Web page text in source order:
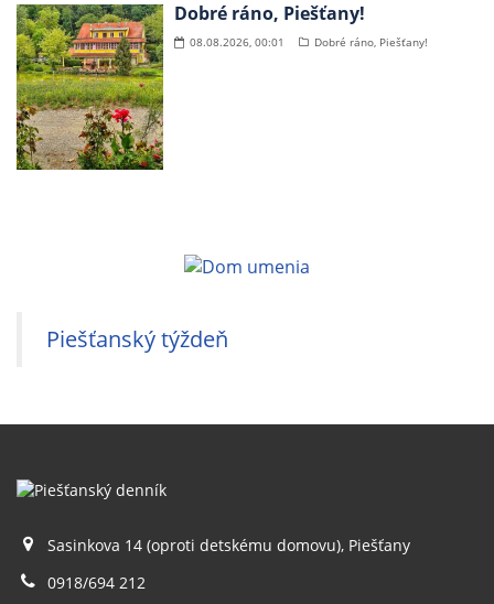
Dobré ráno, Piešťany!
08.08.2026, 00:01 Dobré ráno, Piešťany!
Piešťanský týždeň
Sasinkova 14 (oproti detskému domovu), Piešťany
0918/694 212